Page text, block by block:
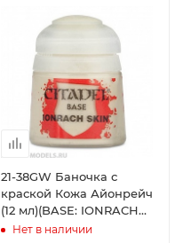
21-38GW Баночка с
краской Кожа Айонрейч
(12 мл)(BASE: IONRACH
SKIN) Citadel
Нет в наличии